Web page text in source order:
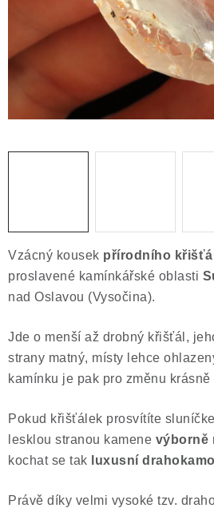
Obchodní podmínky
Podmínky
Poučení o právu na odstoupení od
Výkup minerálů
Vzácný kousek přírodního
proslavené kamínkářské oblasti
nad Oslavou (Vysočina).
Jde o menší až drobný křišťál,
strany matný, místy lehce
kamínku je pak pro změnu krásně
Pokud křišťálek prosvítíte
lesklou stranou kamene výborně
kochat se tak
luxusní
Právě díky velmi vysoké tzv.